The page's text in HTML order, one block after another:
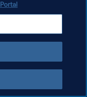
إدارة تفضيلات ملفات تعريف